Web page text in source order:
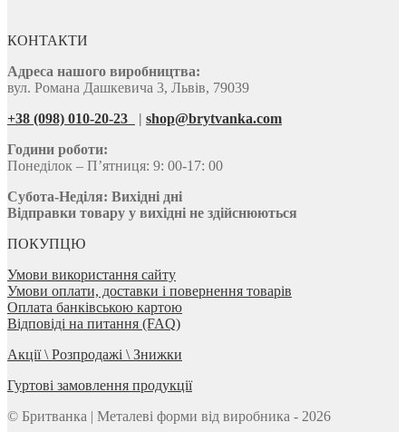
КОНТАКТИ
Адреса нашого виробництва:
вул. Романа Дашкевича 3, Львів, 79039
+38 (098) 010-20-23
| shop@brytvanka.com
Години роботи:
Понеділок – П’ятниця: 9: 00-17: 00
Субота-Неділя: Вихідні дні
Відправки товару у вихідні не здійснюються
ПОКУПЦЮ
Умови використання сайту
Умови оплати, доставки і повернення товарів
Оплата банківською картою
Відповіді на питання (FAQ)
Акції \ Розпродажі \ Знижки
Гуртові замовлення продукції
© Бритванка | Металеві форми від виробника - 2026